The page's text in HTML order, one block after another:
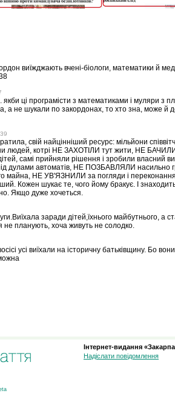
виїжджають вчені-біологи, математики й
ці програмісти з математиками і муляри з
а не шукали по закордонах, то хто зна, може й
свій найцінніший ресурс: мільйони
людей, котрі НЕ ЗАХОТІЛИ тут жити, НЕ БАЧИЛИ
самі прийняли рішення і зробили власний
дулами автоматів, НЕ ПОЗБАВЛЯЛИ насильно
майна, НЕ УВ'ЯЗНИЛИ за погляди і
Кожен шукає те, чого йому бракує. І
Якщо дуже хочеться.
заради дітей,їхнього майбутнього, а
не планують, хоча живуть не солодко.
усі виїхали на історичну батьківщину. Бо вони
Інтернет-видання
Надіслати повідомлення